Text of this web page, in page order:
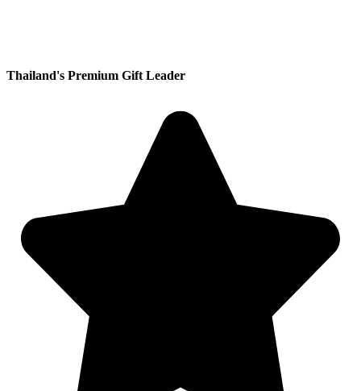
Thailand's Premium Gift Leader